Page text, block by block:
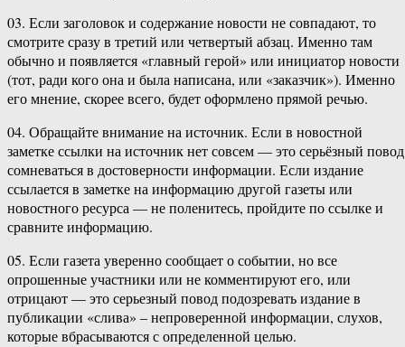
03. Если заголовок и содержание новости не совпадают, то
смотрите сразу в третий или четвертый абзац. Именно там
обычно и появляется «главный герой» или инициатор новости
(тот, ради кого она и была написана, или «заказчик»). Именно
его мнение, скорее всего, будет оформлено прямой речью.
04. Обращайте внимание на источник. Если в новостной
заметке ссылки на источник нет совсем — это серьёзный повод
сомневаться в достоверности информации. Если издание
ссылается в заметке на информацию другой газеты или
новостного ресурса — не поленитесь, пройдите по ссылке и
сравните информацию.
05. Если газета уверенно сообщает о событии, но все
опрошенные участники или не комментируют его, или
отрицают — это серьезный повод подозревать издание в
публикации «слива» – непроверенной информации, слухов,
которые вбрасываются с определенной целью.